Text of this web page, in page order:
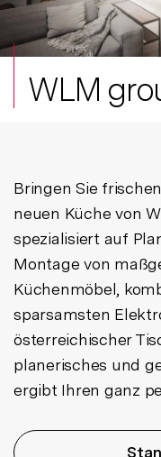
WLM
Bringen Sie
neuen Küche von
spezialisiert auf
Montage von
Küchenmöbel,
sparsamsten
österreichischer
planerisches und
ergibt Ihren ganz